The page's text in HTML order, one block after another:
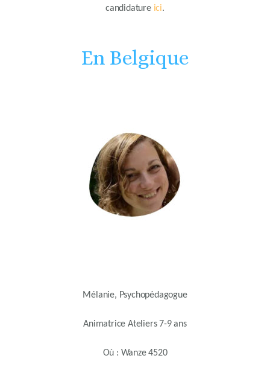
candidature ici.
En Belgique
Mélanie, Psychopédagogue
Animatrice Ateliers 7-9 ans
Où : Wanze 4520